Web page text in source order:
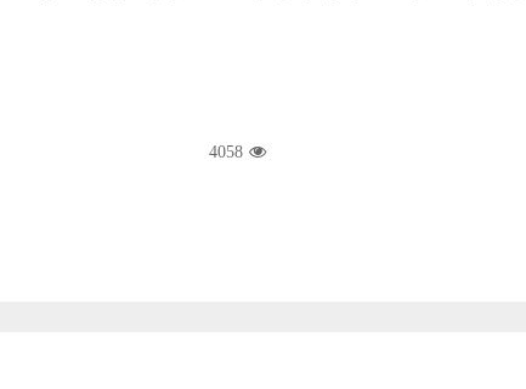
4058